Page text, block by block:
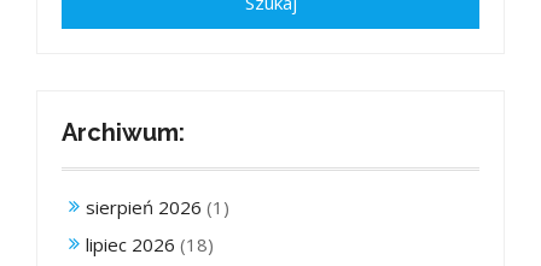
Archiwum:
sierpień 2026 (1)
lipiec 2026 (18)